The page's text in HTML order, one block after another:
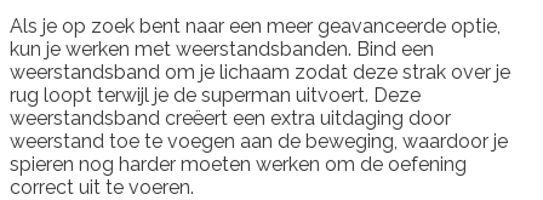
Als je op zoek bent naar een meer geavanceerde optie,
kun je werken met weerstandsbanden. Bind een
weerstandsband om je lichaam zodat deze strak over je
rug loopt terwijl je de superman uitvoert. Deze
weerstandsband creëert een extra uitdaging door
weerstand toe te voegen aan de beweging, waardoor je
spieren nog harder moeten werken om de oefening
correct uit te voeren.